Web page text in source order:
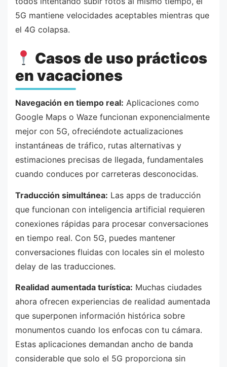
5G mantiene velocidades aceptables mientras que
el 4G colapsa.
Casos de uso prácticos
en vacaciones
Navegación en tiempo real: Aplicaciones como
Google Maps o Waze funcionan exponencialmente
mejor con 5G, ofreciéndote actualizaciones
instantáneas de tráfico, rutas alternativas y
estimaciones precisas de llegada, fundamentales
cuando conduces por carreteras desconocidas.
Traducción simultánea: Las apps de traducción
que funcionan con inteligencia artificial requieren
conexiones rápidas para procesar conversaciones
en tiempo real. Con 5G, puedes mantener
conversaciones fluidas con locales sin el molesto
delay de las traducciones.
Realidad aumentada turística: Muchas ciudades
ahora ofrecen experiencias de realidad aumentada
que superponen información histórica sobre
monumentos cuando los enfocas con tu cámara.
Estas aplicaciones demandan ancho de banda
considerable que solo el 5G proporciona sin